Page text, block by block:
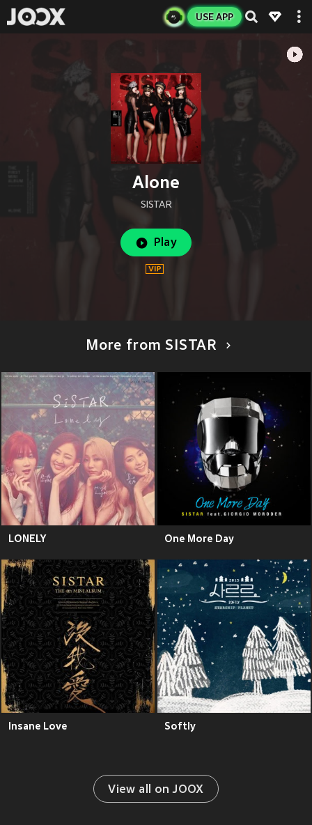
USE APP
Alone
SISTAR
Play
More from SISTAR
LONELY One More Day
Insane Love Softly
View all on JOOX